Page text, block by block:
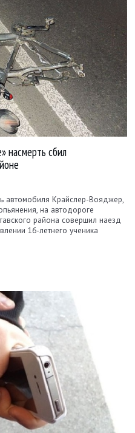
насмерть сбил
автомобиля Крайслер-Вояджер,
на автодороге
района совершил наезд
16-летнего ученика